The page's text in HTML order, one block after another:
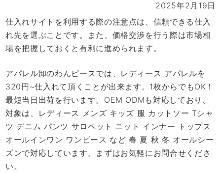
2025年2月19日
仕入れサイトを利用する際の注意点は、信頼できる仕入
れ先を選ぶことです。また、価格交渉を行う際は市場相
場を把握しておくと有利に進められます。
アパレル卸のわんピースでは、レディース アパレルを
320円~仕入れて頂くことが出来ます。1枚からでもOK！
最短当日出荷を行います。OEM ODMも対応しており、
対象は、レディース メンズ キッズ 服 カットソー Tシャ
ツ デニム パンツ サロペット ニット インナー トップス
オールインワン ワンピース など 春 夏 秋 冬 オールシー
ズンで対応しています。まずはお気軽にお問合せくださ
い。